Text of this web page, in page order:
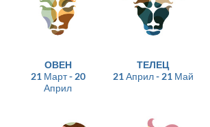
ОВЕН
21 Март - 20
Април
ТЕЛЕЦ
21 Април - 21 Май